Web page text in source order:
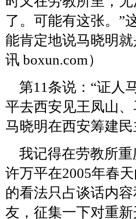
了。可能有这张。”
能肯定地说马晓明
讯 boxun.com）
第11条说：“证人
平去西安见王凤山
马晓明在西安筹建
我记得在劳教所重
许万平在2005年春
的看法只占谈话内
友，征集一下对重